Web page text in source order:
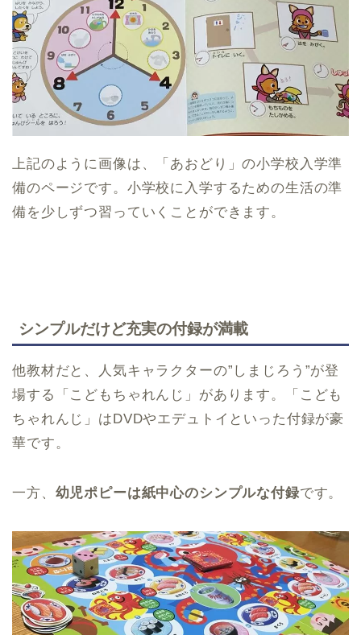
上記のように画像は、「あおどり」の小学校入学準
備のページです。小学校に入学するための生活の準
備を少しずつ習っていくことができます。
シンプルだけど充実の付録が満載
他教材だと、人気キャラクターの”しまじろう”が登
場する「こどもちゃれんじ」があります。「こども
ちゃれんじ」はDVDやエデュトイといった付録が豪
華です。
一方、 幼児ポピーは紙中心のシンプルな付録です。